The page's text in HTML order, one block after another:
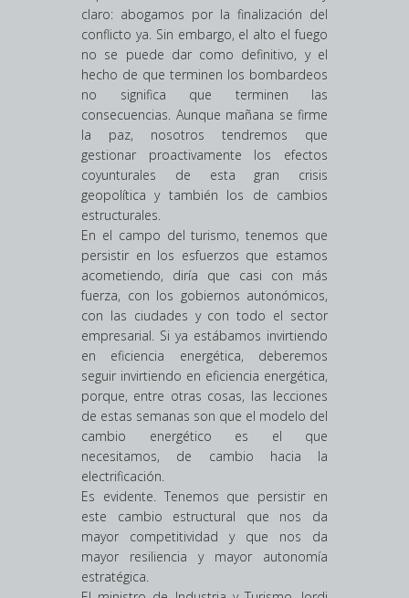
claro: abogamos por la finalización del
conflicto ya. Sin embargo, el alto el fuego
no se puede dar como definitivo, y el
hecho de que terminen los bombardeos
no significa que terminen las
consecuencias. Aunque mañana se firme
la paz, nosotros tendremos que
gestionar proactivamente los efectos
coyunturales de esta gran crisis
geopolítica y también los de cambios
estructurales.
En el campo del turismo, tenemos que
persistir en los esfuerzos que estamos
acometiendo, diría que casi con más
fuerza, con los gobiernos autonómicos,
con las ciudades y con todo el sector
empresarial. Si ya estábamos invirtiendo
en eficiencia energética, deberemos
seguir invirtiendo en eficiencia energética,
porque, entre otras cosas, las lecciones
de estas semanas son que el modelo del
cambio energético es el que
necesitamos, de cambio hacia la
electrificación.
Es evidente. Tenemos que persistir en
este cambio estructural que nos da
mayor competitividad y que nos da
mayor resiliencia y mayor autonomía
estratégica.